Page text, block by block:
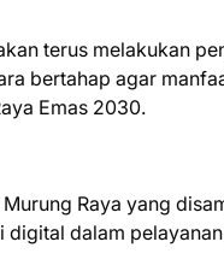
terus melakukan
bertahap agar
Emas 2030.
Raya yang
digital dalam